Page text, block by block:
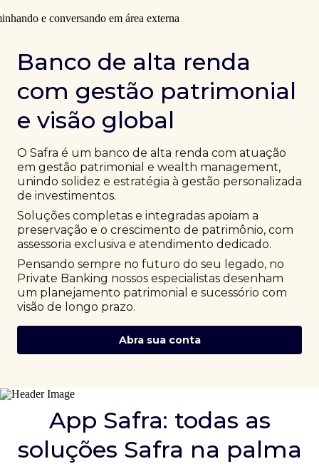
Banco de alta renda
com gestão patrimonial
e visão global
O Safra é um banco de alta renda com atuação
em gestão patrimonial e wealth management,
unindo solidez e estratégia à gestão personalizada
de investimentos.
Soluções completas e integradas apoiam a
preservação e o crescimento de patrimônio, com
assessoria exclusiva e atendimento dedicado.
Pensando sempre no futuro do seu legado, no
Private Banking nossos especialistas desenham
um planejamento patrimonial e sucessório com
visão de longo prazo.
Abra sua conta
App Safra: todas as
soluções Safra na palma